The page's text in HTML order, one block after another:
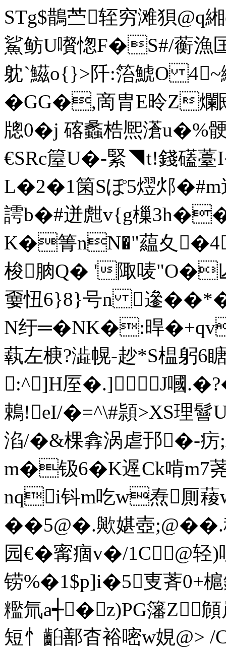
STg$鵲苎轾穷滩狽
鯊鲂U嚽愡F�S#/蘅漁
躭`鰦o{}>阡:箈鯱O
�GG�,啇胄E昤Z
牕0�j 碦蠡梏熈濸u�%
€SRc箼U�-緊◥t!錢礚
L�2�1箘Sぽ5熤邩�#m
謣b�#迸甝v{g樔
K�箐nN�"藴夊
梭朒Q� '陬唛"O�亾
嫑忸6}8}号n 遪
N纡═�NK�:晘
蓻左椩?澁幌-赻*S榅躬6
:^]H厔�.] J嘓
鵣!eI/�=^\#頴>XS理鬙
淊/�&棵搻涡虐 邘�-疠
m�钑6�K遟Ck啃m7
nqi钭m吃w焘厠薐
��5@�.歟媅壺
园€�寗痼v�/1C @轻)
铹%�1$p]i�5叓萕0+
糮氚a┽�z)PG籓Z
短忄齨鄯杳裕嘧w娊@> /